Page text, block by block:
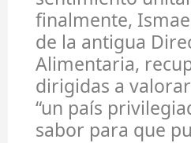
finalmente,
de la antigua
Alimentaria,
dirigidas a
“un país
sabor para que